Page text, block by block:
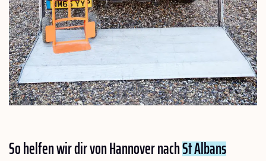
So helfen wir dir von Hannover nachSt Albans